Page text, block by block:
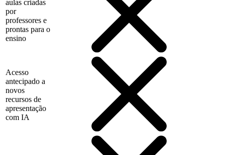
aulas criadas
por
professores e
prontas para o
ensino
Acesso
antecipado a
novos
recursos de
apresentação
com IA